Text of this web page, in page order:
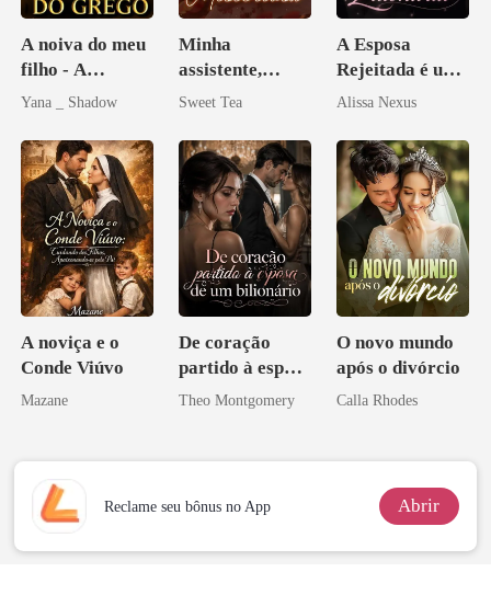
A noiva do meu
filho - A
Redenção do
Yana _ Shadow
Minha
assistente,
minha esposa
Sweet Tea
A Esposa
Rejeitada é uma
Zilionária
Alissa Nexus
A noviça e o
Conde Viúvo
Mazane
De coração
partido à esposa
de um bilionário
Theo Montgomery
O novo mundo
após o divórcio
Calla Rhodes
Reclame seu bônus no App Abrir